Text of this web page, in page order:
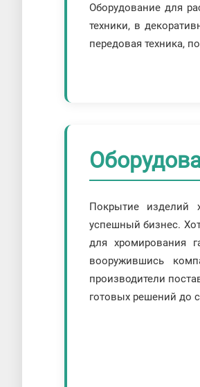
Оборудование для
техники, в
передовая техника,
Покрытие изделий
успешный бизнес.
для хромирования
вооружившись
производители
готовых решений до